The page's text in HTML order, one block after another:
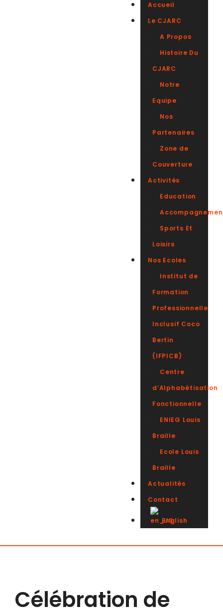
Accueil
Le CJARC
A Propos
Histoire Du
CJARC
Notre
Equipe
Nos
Partenaires
Zone de
Couverture
Activités
Education
Sports Et
Loisirs
Nos Ecoles
Institut de
Formation
Professionnelle
Inclusif Coco
Bertin
(IFPICB)
Centre
d’Alphabétisation
Fonctionnelle
ENIEG Louis
Braille
Ecole Louis
Braille
Actualités
Contact
English
Célébration de